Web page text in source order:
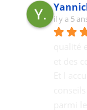
il y a 5